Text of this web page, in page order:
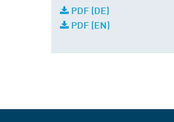
PDF (DE)
PDF (EN)